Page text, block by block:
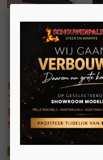
HEATCONNECT
742SV13
Inbouw
50x44x33CM